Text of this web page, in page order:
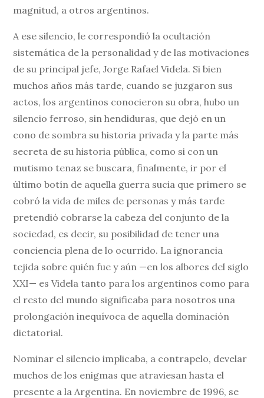
magnitud, a otros argentinos.
A ese silencio, le correspondió la ocultación
sistemática de la personalidad y de las motivaciones
de su principal jefe, Jorge Rafael Videla. Si bien
muchos años más tarde, cuando se juzgaron sus
actos, los argentinos conocieron su obra, hubo un
silencio ferroso, sin hendiduras, que dejó en un
cono de sombra su historia privada y la parte más
secreta de su historia pública, como si con un
mutismo tenaz se buscara, finalmente, ir por el
último botín de aquella guerra sucia que primero se
cobró la vida de miles de personas y más tarde
pretendió cobrarse la cabeza del conjunto de la
sociedad, es decir, su posibilidad de tener una
conciencia plena de lo ocurrido. La ignorancia
tejida sobre quién fue y aún —en los albores del siglo
XXI— es Videla tanto para los argentinos como para
el resto del mundo significaba para nosotros una
prolongación inequívoca de aquella dominación
dictatorial.
Nominar el silencio implicaba, a contrapelo, develar
muchos de los enigmas que atraviesan hasta el
presente a la Argentina. En noviembre de 1996, se